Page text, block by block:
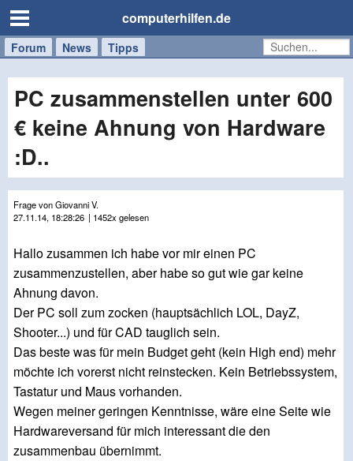
computerhilfen.de
Forum News Tipps
Handy
Tablet
Windows
Mac
PC zusammenstellen unter 600
€ keine Ahnung von Hardware
:D..
Frage von Giovanni V.
27.11.14, 18:28:26 | 1452x gelesen
Hallo zusammen ich habe vor mir einen PC
zusammenzustellen, aber habe so gut wie gar keine
Ahnung davon.
Der PC soll zum zocken (hauptsächlich LOL, DayZ,
Shooter...) und für CAD tauglich sein.
Das beste was für mein Budget geht (kein High end) mehr
möchte ich vorerst nicht reinstecken. Kein Betriebssystem,
Tastatur und Maus vorhanden.
Wegen meiner geringen Kenntnisse, wäre eine Seite wie
Hardwareversand für mich interessant die den
zusammenbau übernimmt.